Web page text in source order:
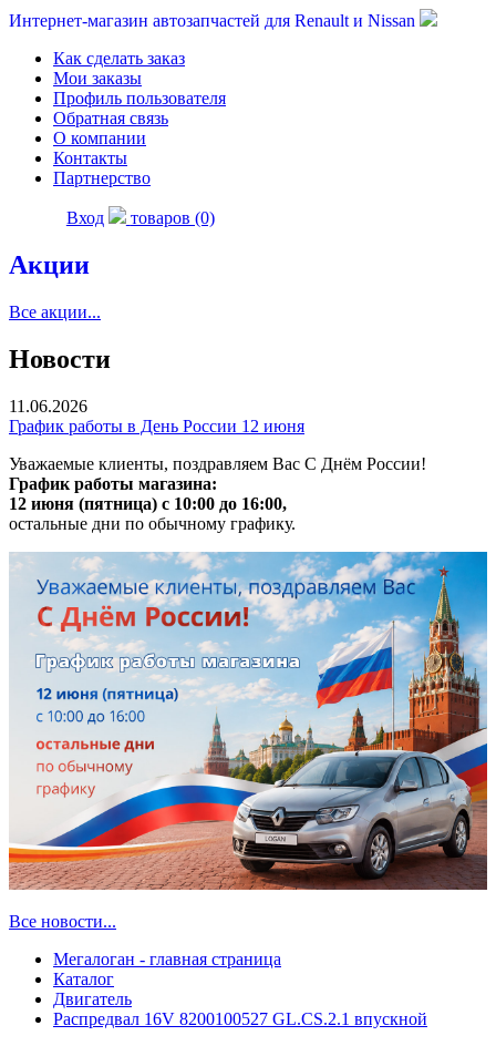
Интернет-магазин автозапчастей для Renault и Nissan
Как сделать заказ
Мои заказы
Профиль пользователя
Обратная связь
О компании
Контакты
Партнерство
Вход товаров (0)
Акции
Все акции...
Новости
11.06.2026
График работы в День России 12 июня
Уважаемые клиенты, поздравляем Вас С Днём России!
График работы магазина:
12 июня (пятница) с 10:00 до 16:00,
остальные дни по обычному графику.
Все новости...
Мегалоган - главная страница
Каталог
Двигатель
Распредвал 16V 8200100527 GL.CS.2.1 впускной